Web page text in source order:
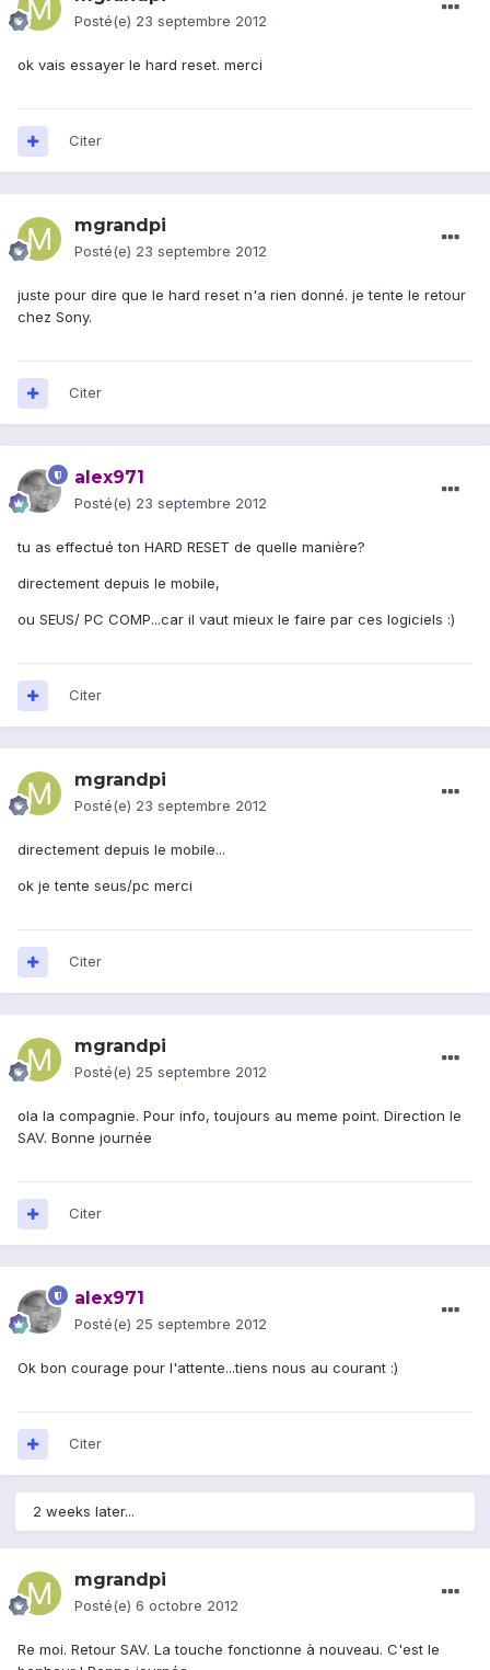
Posté(e) 23 septembre 2012
ok vais essayer le hard reset. merci
Citer
mgrandpi
Posté(e) 23 septembre 2012
juste pour dire que le hard reset n'a rien donné. je tente le retour
chez Sony.
Citer
alex971
Posté(e) 23 septembre 2012
tu as effectué ton HARD RESET de quelle manière?
directement depuis le mobile,
ou SEUS/ PC COMP...car il vaut mieux le faire par ces logiciels :)
Citer
mgrandpi
Posté(e) 23 septembre 2012
directement depuis le mobile...
ok je tente seus/pc merci
Citer
mgrandpi
Posté(e) 25 septembre 2012
ola la compagnie. Pour info, toujours au meme point. Direction le
SAV. Bonne journée
Citer
alex971
Posté(e) 25 septembre 2012
Ok bon courage pour l'attente...tiens nous au courant :)
Citer
2 weeks later...
mgrandpi
Posté(e) 6 octobre 2012
Re moi. Retour SAV. La touche fonctionne à nouveau. C'est le